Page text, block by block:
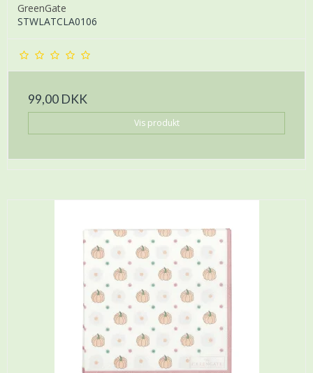
GreenGate
STWLATCLA0106
99,00 DKK
Vis produkt